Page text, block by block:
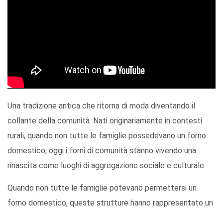
Una tradizione antica che ritorna di moda diventando il
collante della comunità. Nati originariamente in contesti
rurali, quando non tutte le famiglie possedevano un forno
domestico, oggi i forni di comunità stanno vivendo una
rinascita come luoghi di aggregazione sociale e culturale.
Quando non tutte le famiglie potevano permettersi un
forno domestico, queste strutture hanno rappresentato un